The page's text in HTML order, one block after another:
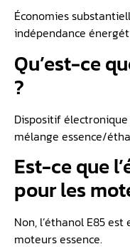
Économies
indépendance
Qu’est-ce
?
Dispositif
mélange essence/
Est-ce que
pour les
Non, l’éthanol E85
moteurs essence.